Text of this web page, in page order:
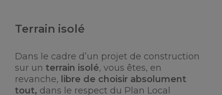
Terrain isolé
Dans le cadre d’un projet de construction
sur un terrain isolé, vous êtes, en
revanche, libre de choisir absolument
tout, dans le respect du Plan Local